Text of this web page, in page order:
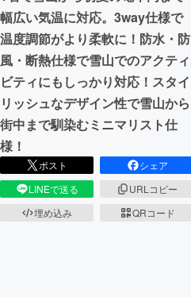
幅広い気温に対応。3way仕様で
温度調節がより柔軟に！防水・防
風・断熱仕様で雪山でのアクティ
ビティにもしっかり対応！スタイ
リッシュなデザイン性で雪山から
街中まで馴染むミニマリスト仕
様！
ポスト
シェア
LINEで送る
URLコピー
埋め込み
QRコード